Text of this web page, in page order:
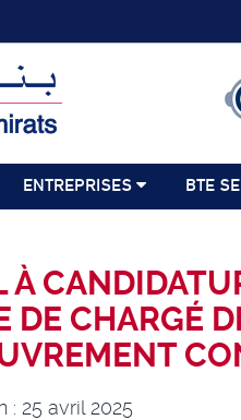
ENTREPRISES BTE
À
DE CHARGÉ
: 25 avril 2025